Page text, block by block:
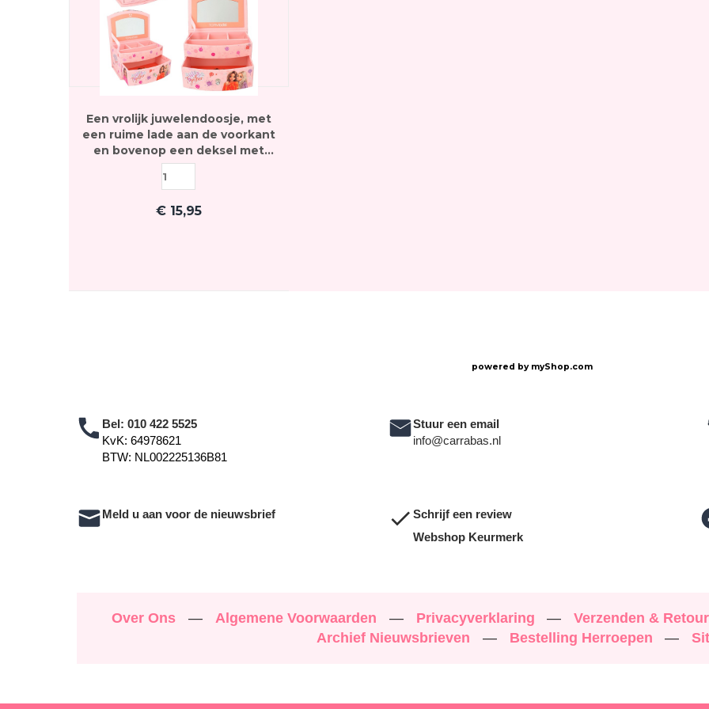
Een vrolijk juwelendoosje, met
een ruime lade aan de voorkant
en bovenop een deksel met
daarachter 4 vakjes
€ 15,95
powered by myShop.com
Bel: 010 422 5525
KvK: 64978621
BTW: NL002225136B81
Stuur een email
info@carrabas.nl
Meld u aan voor de nieuwsbrief
Schrijf een review
Webshop Keurmerk
Over Ons — Algemene Voorwaarden — Privacyverklaring —
Verzenden &
Archief Nieuwsbrieven
— Bestelling Herroepen —